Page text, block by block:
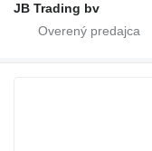
JB Trading bv